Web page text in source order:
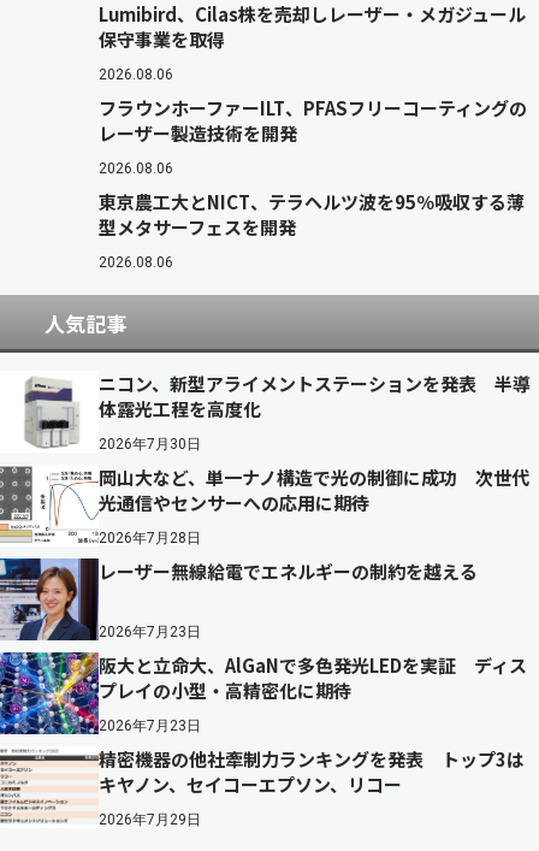
Lumibird、Cilas株を売却しレーザー・メガジュール
保守事業を取得
2026.08.06
フラウンホーファーILT、PFASフリーコーティングの
レーザー製造技術を開発
2026.08.06
東京農工大とNICT、テラヘルツ波を95％吸収する薄
型メタサーフェスを開発
2026.08.06
人気記事
ニコン、新型アライメントステーションを発表 半導
体露光工程を高度化
2026年7月30日
岡山大など、単一ナノ構造で光の制御に成功 次世代
光通信やセンサーへの応用に期待
2026年7月28日
レーザー無線給電でエネルギーの制約を越える
2026年7月23日
阪大と立命大、AlGaNで多色発光LEDを実証 ディス
プレイの小型・高精密化に期待
2026年7月23日
精密機器の他社牽制力ランキングを発表 トップ3は
キヤノン、セイコーエプソン、リコー
2026年7月29日